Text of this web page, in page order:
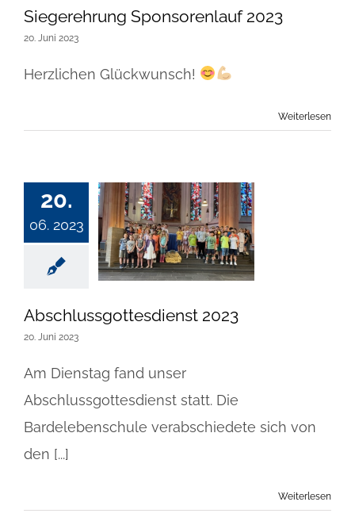
Siegerehrung Sponsorenlauf 2023
20. Juni 2023
Herzlichen Glückwunsch!
Weiterlesen
20.
06. 2023
Abschlussgottesdienst
2023
Abschlussgottesdienst 2023
20. Juni 2023
Am Dienstag fand unser
Abschlussgottesdienst statt. Die
Bardelebenschule verabschiedete sich von
den [...]
Weiterlesen